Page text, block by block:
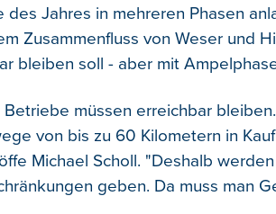
des Jahres in mehreren Phasen
Zusammenfluss von Weser und
bleiben soll - aber mit
müssen erreichbar
von bis zu 60 Kilometern in
Michael Scholl. "Deshalb
geben. Da muss man